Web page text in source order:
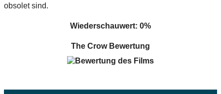
obsolet sind.
Wiederschauwert: 0%
The CrowBewertung